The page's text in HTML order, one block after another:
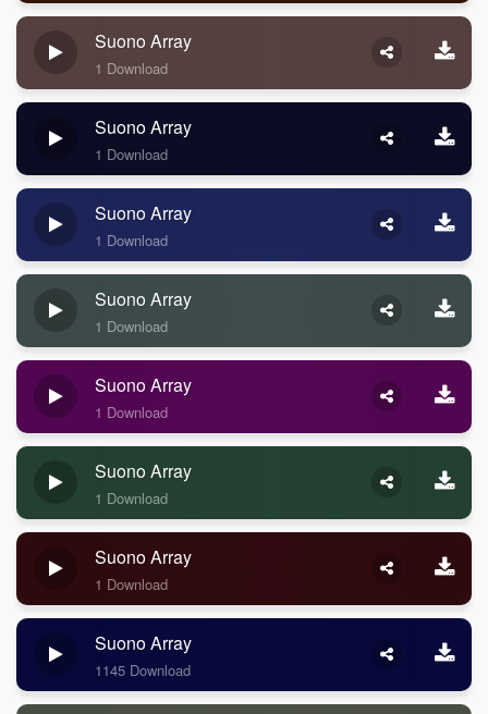
Suono Array
1 Download
Suono Array
1 Download
Suono Array
1 Download
Suono Array
1 Download
Suono Array
1 Download
Suono Array
1 Download
Suono Array
1 Download
Suono Array
1145 Download